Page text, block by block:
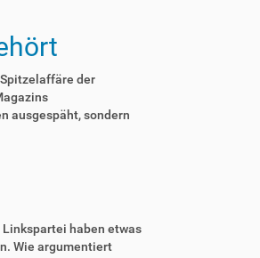
der
ausgespäht, sondern
Linkspartei haben etwas
Wie argumentiert